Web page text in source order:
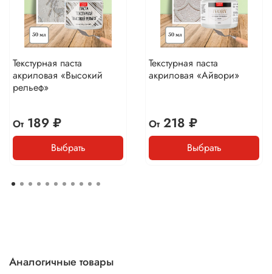
Текстурная паста
акриловая «Высокий
рельеф»
От189 ₽
Выбрать
Текстурная паста
акриловая «Айвори»
От218 ₽
Выбрать
Аналогичные товары